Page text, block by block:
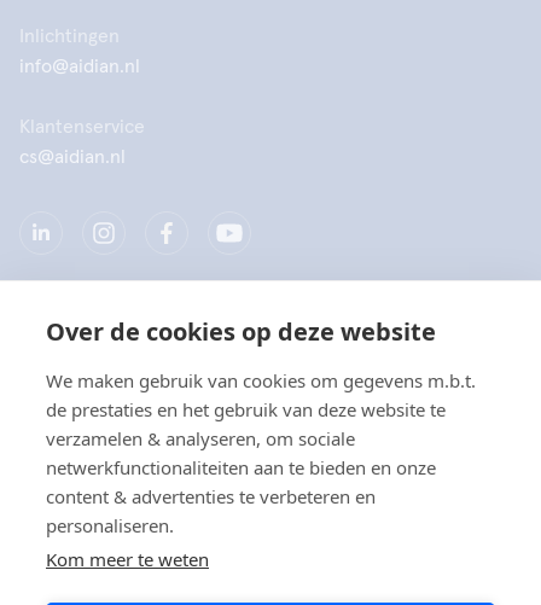
Over de cookies op deze website
We maken gebruik van cookies om gegevens m.b.t.
de prestaties en het gebruik van deze website te
verzamelen & analyseren, om sociale
netwerkfunctionaliteiten aan te bieden en onze
content & advertenties te verbeteren en
personaliseren.
Kom meer te weten
Inlichtingen
info@aidian.nl
Klantenservice
cs@aidian.nl
Bedrijf
Producten
Snelkoppelingen
Privacy